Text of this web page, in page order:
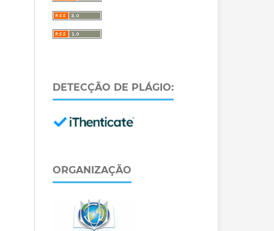
DETECÇÃO DE PLÁGIO:
ORGANIZAÇÃO